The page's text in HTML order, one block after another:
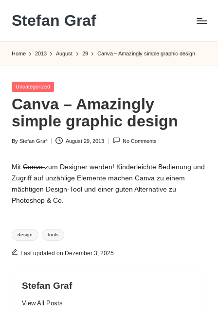
Skip
content
Stefan Graf
Home 2013 August 29 Canva – Amazingly simple graphic design
Posted
Uncategorized
Canva – Amazingly
simple graphic design
Posted
By Stefan Graf August 29, 2013 No Comments
Mit Canvazum Designer werden! Kinderleichte Bedienung und
Zugriff auf unzählige Elemente machen Canva zu einem
mächtigen Design-Tool und einer guten Alternative zu
Photoshop & Co.
Tags:
design tools
Last updated on Dezember 3, 2025
Stefan Graf
View All Posts